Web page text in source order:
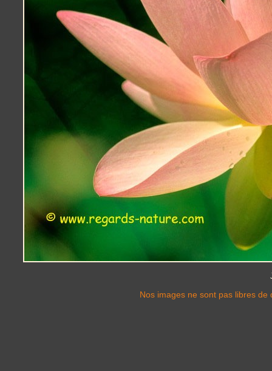
Nos images ne sont pas libres